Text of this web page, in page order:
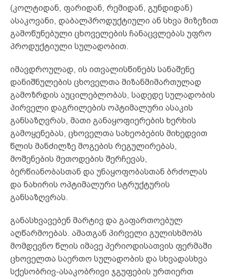
(კოლტიდან, ფარიდან, რემიდან, გუნდიდან)
ასაკოვანი, დაბალპროდუქტიული ან სხვა მიზეზით
გამოწუნებული ცხოველების ჩანაცვლებას უფრო
პროდუქტიული სულადობით.
იმავდროულად, ის ითვალისწინებს სანაშენე
დანიშნულების ცხოველთა მიზანმიმართულად
გამოზრდის აუცილებლობას, სადედე სულადობის
პირველი დაგრილების ოპტიმალური ასაკის
განსაზღვრას, მათი განაყოფიერების ხერხის
გამოყენებას, ცხოველთა სახეობების მიხედვით
წლის მანძილზე მოგების რეგულირებას,
მოშენების მეთოდების შერჩევას,
ბერწიანობასთან და უნაყოფობასთან ბრძოლას
და ნახირის ოპტიმალური სტრუქტურის
განსაზღვრას.
განასხვავებენ მარტივ და გაფართოებულ
აღწარმოებას. ამათგან პირველი გულისხმობს
მომდევნო წლის იმავე პერიოდისათვის ფერმაში
ცხოველთა საერთო სულადობის და სხვადასხვა
სქესობრივ-ასაკობრივი ჯგუფების ურთიერთ